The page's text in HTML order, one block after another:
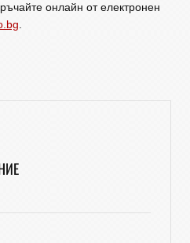
онлайн от електронен
.